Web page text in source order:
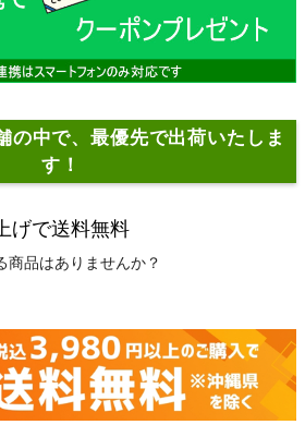
の中で、最優先で出荷いたしま
す！
げで送料無料
商品はありませんか？